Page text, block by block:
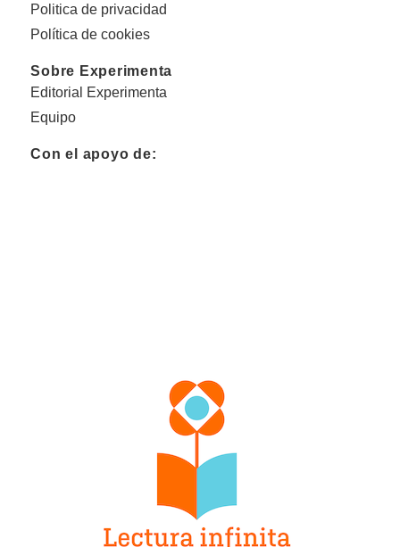
Politica de privacidad
Política de cookies
Sobre Experimenta
Editorial Experimenta
Equipo
Con el apoyo de: